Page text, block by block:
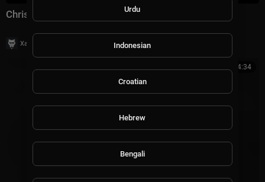
Christian Monique - Aria (Original Mix)
Хаус Рычалкин 12 просмотры
00:04:34
Urdu
Indonesian
Croatian
Hebrew
Bengali